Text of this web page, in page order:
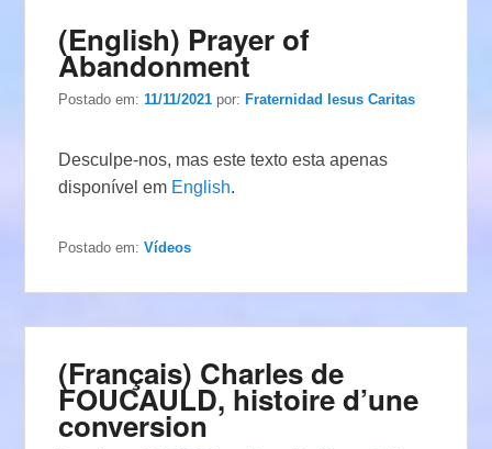
(English) Prayer of
Abandonment
Postado em:11/11/2021 por: Fraternidad Iesus Caritas
Desculpe-nos, mas este texto esta apenas
disponível em English.
Postado em: Vídeos
(Français) Charles de
FOUCAULD, histoire d’une
conversion